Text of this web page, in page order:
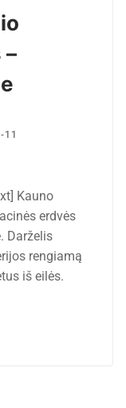
11
Kauno
erdvės
Darželis
rengiamą
iš eilės.